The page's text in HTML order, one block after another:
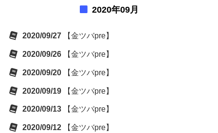
2020年09月
2020/09/27 【金ツバpre】
2020/09/26 【金ツバpre】
2020/09/20 【金ツバpre】
2020/09/19 【金ツバpre】
2020/09/13 【金ツバpre】
2020/09/12 【金ツバpre】